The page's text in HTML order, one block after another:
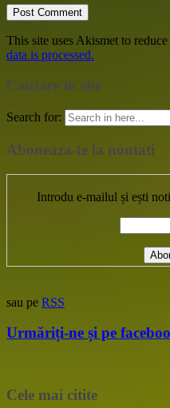
This site uses Akismet to reduce
data is processed.
Cautare in site
Search for:
Aboneaza-te la noutati
Introdu e-mailul și ești
sau pe RSS
Urmăriți-ne și pe
Cele mai citite